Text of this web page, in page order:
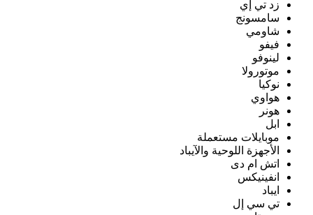
زد تي إي
سامسونج
شاومي
فيفو
لينوفو
موتورولا
نوكيا
هواوي
هونر
ابل
موبايلات مستعملة
الأجهزة اللوحية والآيباد
اتش ام دى
انفينيكس
ايباد
تي سي إل